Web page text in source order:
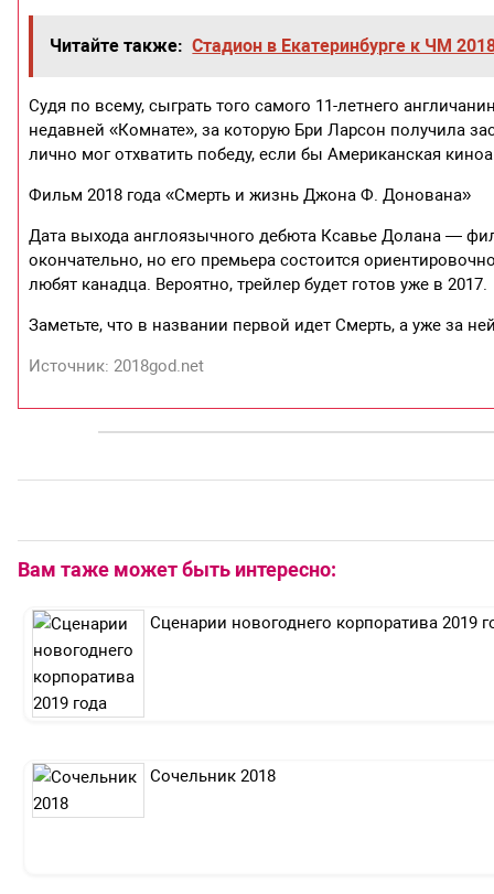
Читайте также: Стадион в Екатеринбурге к ЧМ
Судя по всему, сыграть того самого 11-летнего
недавней «Комнате», за которую Бри Ларсон получила
лично мог отхватить победу, если бы Американская
Фильм 2018 года «Смерть и жизнь Джона Ф. Донована»
Дата выхода англоязычного дебюта Ксавье Долана —
окончательно, но его премьера состоится
любят канадца. Вероятно, трейлер будет готов уже в 2017.
Заметьте, что в названии первой идет Смерть, а уже за
Источник: 2018god.net
Вам таже может быть интересно:
Сценарии новогоднего корпоратива 2019
Сочельник 2018